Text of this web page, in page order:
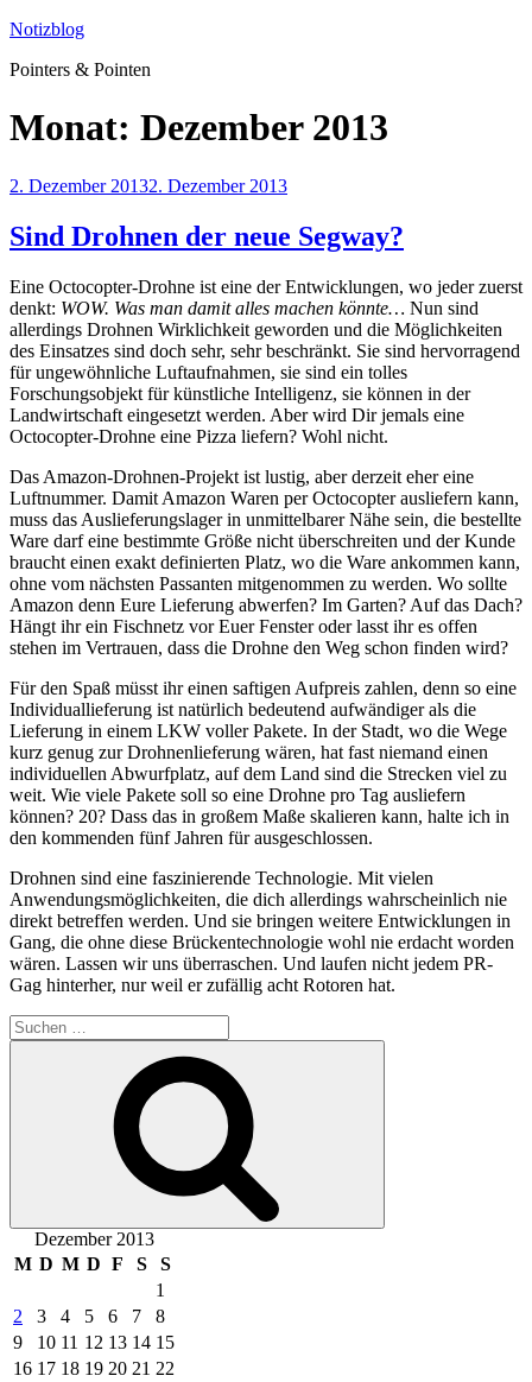
Zum
springen
Notizblog
Pointers & Pointen
Monat: Dezember 2013
Veröffentlicht
2. Dezember 20132. Dezember 2013
Sind Drohnen der neue Segway?
Eine Octocopter-Drohne ist eine der Entwicklungen, wo jeder zuerst
denkt: WOW. Was man damit alles machen könnte… Nun sind
allerdings Drohnen Wirklichkeit geworden und die Möglichkeiten
des Einsatzes sind doch sehr, sehr beschränkt. Sie sind hervorragend
für ungewöhnliche Luftaufnahmen, sie sind ein tolles
Forschungsobjekt für künstliche Intelligenz, sie können in der
Landwirtschaft eingesetzt werden. Aber wird Dir jemals eine
Octocopter-Drohne eine Pizza liefern? Wohl nicht.
Das Amazon-Drohnen-Projekt ist lustig, aber derzeit eher eine
Luftnummer. Damit Amazon Waren per Octocopter ausliefern kann,
muss das Auslieferungslager in unmittelbarer Nähe sein, die bestellte
Ware darf eine bestimmte Größe nicht überschreiten und der Kunde
braucht einen exakt definierten Platz, wo die Ware ankommen kann,
ohne vom nächsten Passanten mitgenommen zu werden. Wo sollte
Amazon denn Eure Lieferung abwerfen? Im Garten? Auf das Dach?
Hängt ihr ein Fischnetz vor Euer Fenster oder lasst ihr es offen
stehen im Vertrauen, dass die Drohne den Weg schon finden wird?
Für den Spaß müsst ihr einen saftigen Aufpreis zahlen, denn so eine
Individuallieferung ist natürlich bedeutend aufwändiger als die
Lieferung in einem LKW voller Pakete. In der Stadt, wo die Wege
kurz genug zur Drohnenlieferung wären, hat fast niemand einen
individuellen Abwurfplatz, auf dem Land sind die Strecken viel zu
weit. Wie viele Pakete soll so eine Drohne pro Tag ausliefern
können? 20? Dass das in großem Maße skalieren kann, halte ich in
den kommenden fünf Jahren für ausgeschlossen.
Drohnen sind eine faszinierende Technologie. Mit vielen
Anwendungsmöglichkeiten, die dich allerdings wahrscheinlich nie
direkt betreffen werden. Und sie bringen weitere Entwicklungen in
Gang, die ohne diese Brückentechnologie wohl nie erdacht worden
wären. Lassen wir uns überraschen. Und laufen nicht jedem PR-
Gag hinterher, nur weil er zufällig acht Rotoren hat.
Suchen
nach:
Dezember 2013
M D M D F S
S
1
2
3 4 5 6 7
8
9
10 11 12 13 14 15
16 17 18 19 20 21 22